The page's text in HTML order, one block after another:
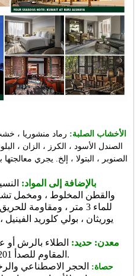
الأخشاب الصلبة: رماد منشوريا ،
الصندل الأسود ، الكرز ، الزان ،
الصنوبر ، البتولا ، إلخ. يجري
بالإضافة إلى المواد:
والقطن المخلوط ، ومخمل
للماء 3 متر ، ومقاومة
يوريثان ، بولي كلوريد
معدن: حديد: الطلاء بالرش أو
المقاوم للصدأ 201 أو 304. مرآة أو رسم الأسلاك.
حصاة:
الحجر الاصطناعي